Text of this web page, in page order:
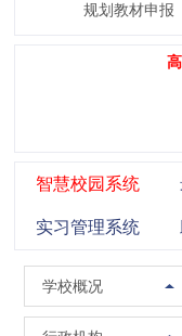
规划教材申报
智慧校园系统
实习管理系统
学校概况
学校概况
校训精神